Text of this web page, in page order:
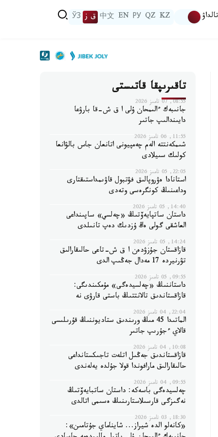
تالداۋ KZ
QZ
РУ
EN
中文 ق ز ЎЗ
تاقىرىپقا قاتىستى
08:55, 07 تامىز 2026
جانىبەك ءالىمحان ۇلى ا ق ش-قا بارۋعا
دايىندالىپ جاتىر
11:55, 06 تامىز 2026
شىمكەنتتە الەم چەمپيونى اتانعان جاس بالۋانعا
كولىك سىيلادى
22:05, 05 تامىز 2026
استانادا ەۋروپالىق فۋتبول قاۋىمداستىقتارى
وداعىنىڭ كونگرەسى وتەدى
14:40, 05 تامىز 2026
داستان ساتپايەۆتىڭ «چەلسي» ساپىنداعى
العاشقى گولى ەڭ ۇزدىك دەپ تانىلدى
14:24, 05 تامىز 2026
قازاقستان جۇزۋدەن ا ق ش-تاعى حالىقارالىق
تۋرنيردە 17 مەدال جەڭىپ الدى
09:55, 05 تامىز 2026
داستاننىڭ «چەلسيدەگى» مۇمكىندىگى:
قازاقستاندىق تالانتتىڭ باستى قارۋى نە
22:04, 04 تامىز 2026
الماتىدا 45 مىڭ ورىندىق ستاديوننىڭ قۇرىلىسى
قالاي ءجۇرىپ جاتىر
10:08, 04 تامىز 2026
قازاقستاندىق جەڭىل اتلەت تاجىكستانداعى
حالىقارالىق مارافوندا قولا جۇلدە يەلەندى
09:55, 04 تامىز 2026
چەلسيدەگى باسەكە: داستان ساتبايەۆتىڭ
نەگىزگى قارسىلاستارىنىڭ ەسىمى اتالدى
18:30, 03 تامىز 2026
«كانەلو الدە شيراز... شايناماي جۇتامىن»: